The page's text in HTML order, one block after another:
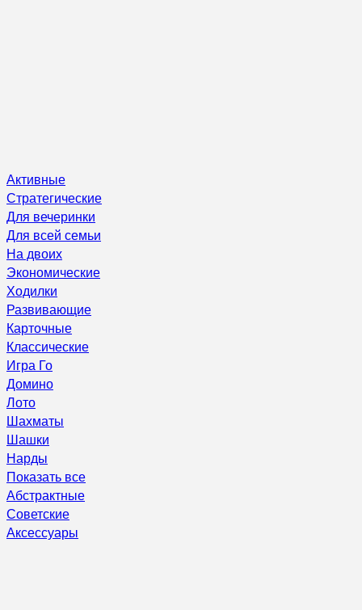
Активные
Стратегические
Для вечеринки
Для всей семьи
На двоих
Экономические
Ходилки
Развивающие
Карточные
Классические
Игра Го
Домино
Лото
Шахматы
Шашки
Нарды
Показать все
Абстрактные
Советские
Аксессуары